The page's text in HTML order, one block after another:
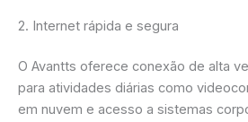
2. Internet rápida e segura
O Avantts oferece conexão de alta
para atividades diárias como
em nuvem e acesso a sistemas